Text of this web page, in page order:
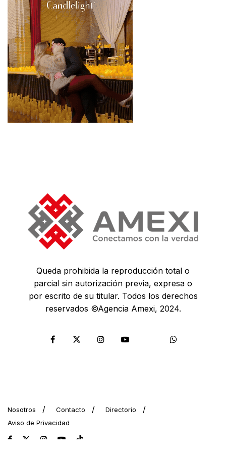
Queda prohibida la reproducción total o
parcial sin autorización previa, expresa o
por escrito de su titular. Todos los derechos
reservados ©Agencia Amexi, 2024.
Nosotros Contacto
Directorio
Aviso de Privacidad